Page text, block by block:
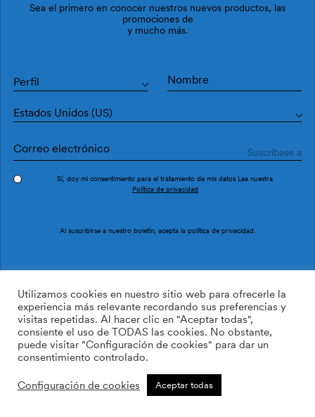
Ref. OG48017
169.00 $ /roll Cant: Cantidad más
Cantidad menos
Sea el primero en conocer nuestros nuevos productos, las
promociones de
y mucho más.
Perfil
Estados Unidos (US)
Sí, doy mi consentimiento para el tratamiento de mis datos Lea nuestra
Política de privacidad
Al suscribirse a nuestro boletín, acepta la política de privacidad
Utilizamos cookies en nuestro sitio web para ofrecerle la
experiencia más relevante recordando sus preferencias y
visitas repetidas. Al hacer clic en "Aceptar todas",
consiente el uso de TODAS las cookies. No obstante,
puede visitar "Configuración de cookies" para dar un
consentimiento controlado.
Configuración de cookies Aceptar todas